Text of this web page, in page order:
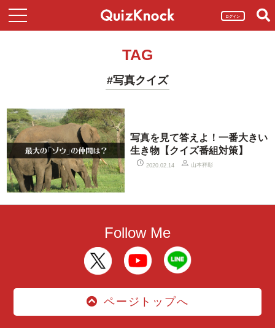
ログイン
TAG
#写真クイズ
写真を見て答えよ！一番大きい
生き物【クイズ番組対策】
2020.02.14 山本祥彰
Follow Me
ページトップへ